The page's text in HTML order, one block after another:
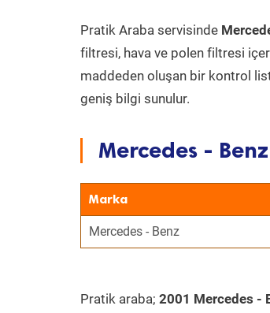
Pratik Araba servisinde
filtresi, hava ve polen filtresi
maddeden oluşan bir kontrol
geniş bilgi sunulur.
Mercedes -
Marka
Mercedes - Benz
Pratik araba; 2001 Mercedes -